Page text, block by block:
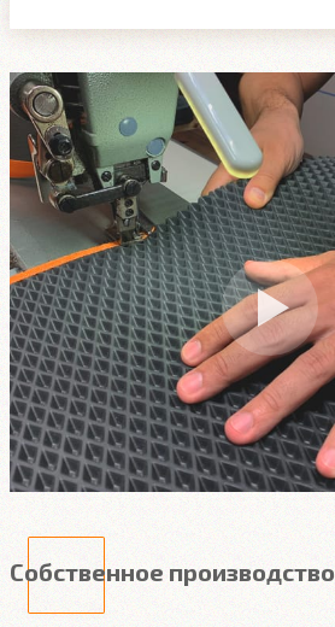
Собственное производство